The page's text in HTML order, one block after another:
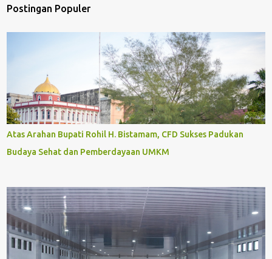
Postingan Populer
Atas Arahan Bupati Rohil H. Bistamam, CFD Sukses Padukan
Budaya Sehat dan Pemberdayaan UMKM